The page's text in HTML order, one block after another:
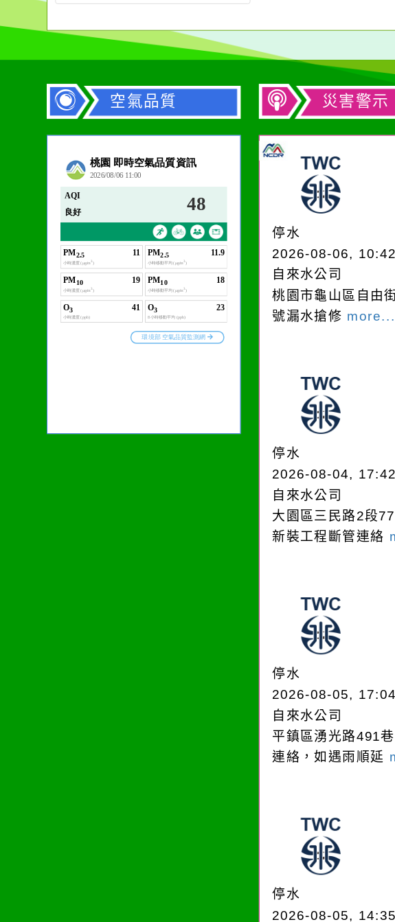
空氣品質 災害警示
停水
2026-08-06,
自來水公司
桃園市龜山區自由
號漏水搶修 more...
停水
2026-08-04,
自來水公司
大園區三民路2段
新裝工程斷管連絡
停水
2026-08-05,
自來水公司
平鎮區湧光路491
連絡，如遇雨順延
停水
2026-08-05,
生活是一面鏡子。你對
它笑，它就對你笑；你
對它哭，它也對你哭。
作者：網
一杯清水
在而變清